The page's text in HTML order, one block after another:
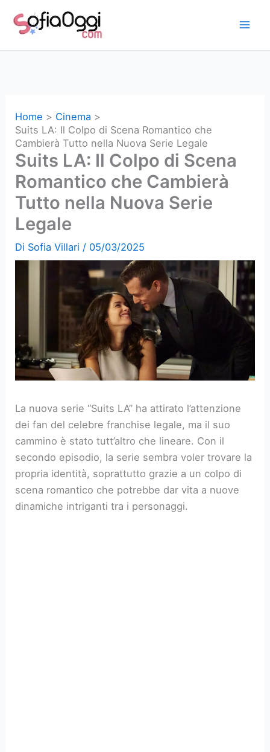
Home
Cinema
Suits LA: Il Colpo di Scena Romantico che
Cambierà Tutto nella Nuova Serie Legale
Suits LA: Il Colpo di Scena
Romantico che Cambierà
Tutto nella Nuova Serie
Legale
Di Sofia Villari / 05/03/2025
La nuova serie “Suits LA” ha attirato l’attenzione
dei fan del celebre franchise legale, ma il suo
cammino è stato tutt’altro che lineare. Con il
secondo episodio, la serie sembra voler trovare la
propria identità, soprattutto grazie a un colpo di
scena romantico che potrebbe dar vita a nuove
dinamiche intriganti tra i personaggi.